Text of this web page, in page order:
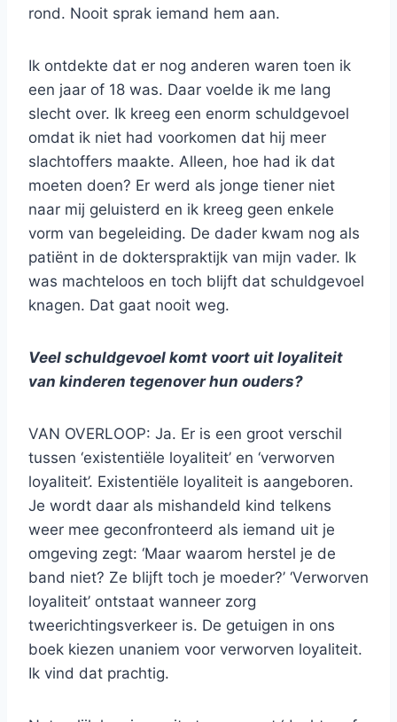
rond. Nooit sprak iemand hem aan.
Ik ontdekte dat er nog anderen waren toen ik
een jaar of 18 was. Daar voelde ik me lang
slecht over. Ik kreeg een enorm schuldgevoel
omdat ik niet had voorkomen dat hij meer
slachtoffers maakte. Alleen, hoe had ik dat
moeten doen? Er werd als jonge tiener niet
naar mij geluisterd en ik kreeg geen enkele
vorm van begeleiding. De dader kwam nog als
patiënt in de dokterspraktijk van mijn vader. Ik
was machteloos en toch blijft dat schuldgevoel
knagen. Dat gaat nooit weg.
Veel schuldgevoel komt voort uit loyaliteit
van kinderen tegenover hun ouders?
VAN OVERLOOP: Ja. Er is een groot verschil
tussen ‘existentiële loyaliteit’ en ‘verworven
loyaliteit’. Existentiële loyaliteit is aangeboren.
Je wordt daar als mishandeld kind telkens
weer mee geconfronteerd als iemand uit je
omgeving zegt: ‘Maar waarom herstel je de
band niet? Ze blijft toch je moeder?’ ‘Verworven
loyaliteit’ ontstaat wanneer zorg
tweerichtingsverkeer is. De getuigen in ons
boek kiezen unaniem voor verworven loyaliteit.
Ik vind dat prachtig.